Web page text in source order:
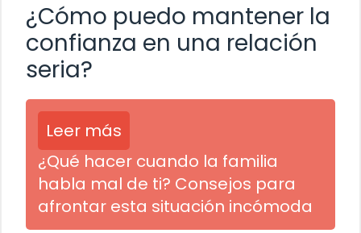
¿Cómo puedo mantener la
confianza en una relación
seria?
Leer más
¿Qué hacer cuando la familia
habla mal de ti? Consejos para
afrontar esta situación incómoda